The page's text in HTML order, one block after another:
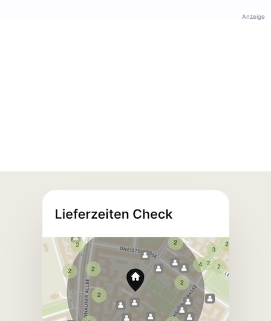
Anzeige